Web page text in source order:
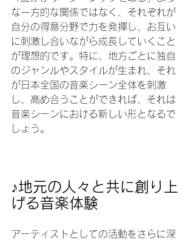
な一方的な関係ではなく、それぞれが
自分の得意分野で力を発揮し、お互い
に刺激し合いながら成長していくこと
が理想的です。特に、地方ごとに独自
のジャンルやスタイルが生まれ、それ
が日本全国の音楽シーン全体を刺激
し、高め合うことができれば、それは
音楽シーンにおける新しい形となるで
しょう。
♪地元の人々と共に創り上
げる音楽体験
アーティストとしての活動をさらに深